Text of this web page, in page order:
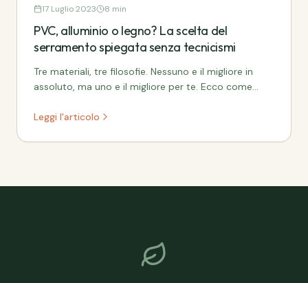
17 Luglio 2023 8 min
PVC, alluminio o legno? La scelta del
serramento spiegata senza tecnicismi
Tre materiali, tre filosofie. Nessuno e il migliore in
assoluto, ma uno e il migliore per te. Ecco come
Leggi l'articolo